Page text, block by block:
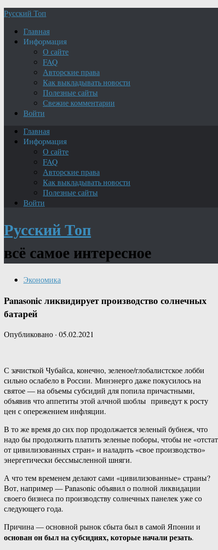
Русский Топ
Главная
Информация
О сайте
FAQ
Авторские права
Как выкладывать новости
Полезные сайты
Свежие комментарии
Войти
Главная
Информация
О сайте
FAQ
Авторские права
Как выкладывать новости
Полезные сайты
Войти
Русский Топ
всё самое интересное
Экономика
Panasonic ликвидирует производство солнечных
батарей
Опубликовано · 05.02.2021
С зачисткой Чубайса, конечно, зеленое/глобалистское лобби
сильно ослабело в России. Минэнерго даже покусилось на
святое — на объемы субсидий для попила причастными,
объявив что аппетиты этой алчной шоблы приведут к росту
цен с опережением инфляции.
В то же время до сих пор продолжается зеленый бубнеж, что
надо бы продолжить платить зеленые поборы, чтобы не
от цивилизованных стран» и наладить «свое производство»
энергетически бессмысленной шняги.
А что тем временем делают сами «цивилизованные» страны?
Вот, например — Panasonic объявил о полной ликвидации
своего бизнеса по производству солнечных панелек уже со
следующего года.
Причина — основной рынок сбыта был в самой Японии и
основан он был на субсидиях, которые начали резать.